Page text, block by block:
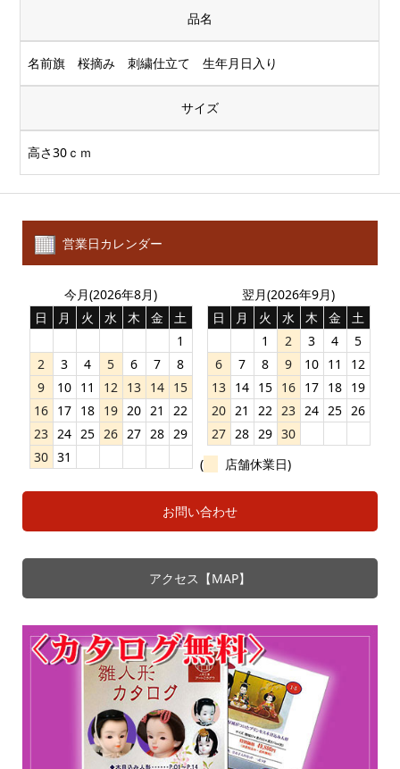
品名
名前旗 桜摘み 刺繍仕立て 生年月日入り
サイズ
高さ30ｃｍ
営業日カレンダー
今月(2026年8月)
日
月 火 水 木 金
土
1
2
3 4 5 6 7
8
9
10 11 12 13 14 15
16 17 18 19 20 21
22
23 24 25 26 27 28 29
30 31
翌月(2026年9月)
日
月 火 水 木 金
土
1
2 3 4
5
6
7 8 9 10 11
12
13 14 15 16 17 18 19
20 21 22 23 24 25 26
27 28 29 30
(
店舗休業日)
お問い合わせ
アクセス【MAP】